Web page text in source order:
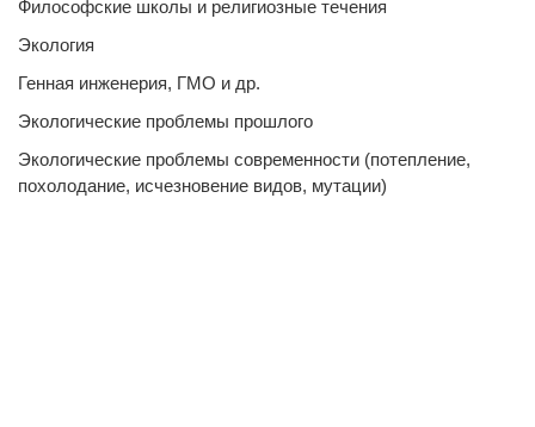
Философские школы и религиозные течения
Экология
Генная инженерия, ГМО и др.
Экологические проблемы прошлого
Экологические проблемы современности (потепление,
похолодание, исчезновение видов, мутации)